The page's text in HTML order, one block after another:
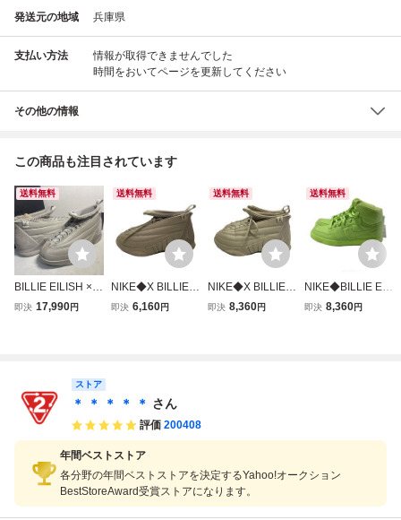
発送元の地域 兵庫県
支払い方法
情報が取得できませんでした
時間をおいてページを更新してください
その他の情報
この商品も注目されています
送料無料
BILLIE EILISH × N
IKE WMNS AIR J
ン 15 レトロ DN2
863-200
即決 17,990円
送料無料
NIKE◆X BILLIE E
ILISH AIR JORDA
即決 6,160円
送料無料
NIKE◆X BILLIE E
ILISH AIR JORDA
即決 8,360円
送料無料
NIKE◆BILLIE EILI
SH X AIR JORDA
即決 8,360円
ストア
＊ ＊ ＊ ＊ ＊ さん
評価 200408
年間ベストストア
各分野の年間ベストストアを決定するYahoo!オークション
BestStoreAward受賞ストアになります。